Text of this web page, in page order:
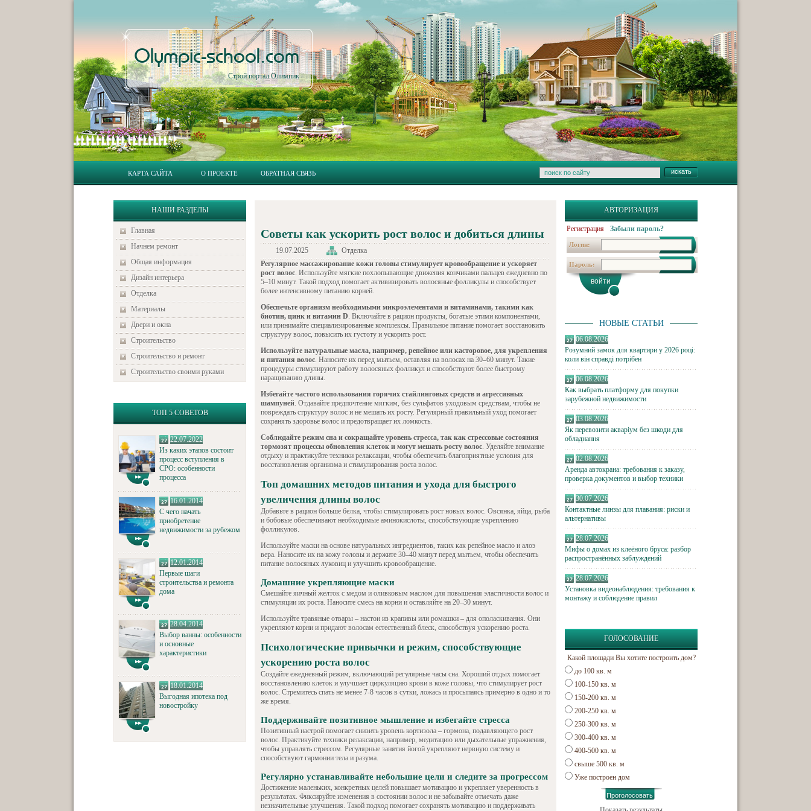
Olympic-school.com
Строй портал Олимпик
КАРТА САЙТА О ПРОЕКТЕ ОБРАТНАЯ СВЯЗЬ
НАШИ РАЗДЕЛЫ
Главная
Начнем ремонт
Общая информация
Дизайн интерьера
Отделка
Материалы
Двери и окна
Строительство
Строительство и ремонт
Строительство своими руками
ТОП 5 СОВЕТОВ
22.07.2022
Из каких этапов состоит
процесс вступления в
СРО: особенности
процесса
16.01.2014
С чего начать
приобретение
недвижимости за рубежом
12.01.2014
Первые шаги
строительства и ремонта
дома
28.04.2014
Выбор ванны: особенности
и основные
характеристики
18.01.2014
Выгодная ипотека под
новостройку
АВТОРИЗАЦИЯ
Регистрация Забыли пароль?
Логин:
Пароль:
НОВЫЕ СТАТЬИ
06.08.2026
Розумний замок для квартири у 2026 році:
коли він справді потрібен
06.08.2026
Как выбрать платформу для покупки
зарубежной недвижимости
03.08.2026
Як перевозити акваріум без шкоди для
обладнання
02.08.2026
Аренда автокрана: требования к заказу,
проверка документов и выбор техники
30.07.2026
Контактные линзы для плавания: риски и
альтернативы
28.07.2026
Мифы о домах из клеёного бруса: разбор
распространённых заблуждений
28.07.2026
Установка видеонаблюдения: требования к
монтажу и соблюдение правил
ГОЛОСОВАНИЕ
Какой площади Вы хотите построить дом?
до 100 кв. м
100-150 кв. м
150-200 кв. м
200-250 кв. м
250-300 кв. м
300-400 кв. м
400-500 кв. м
свыше 500 кв. м
Уже построен дом
Советы как ускорить рост волос и добиться длины
19.07.2025
Отделка
Регулярное массажирование кожи головы стимулирует кровообращение и ускоряет
рост волос. Используйте мягкие похлопывающие движения кончиками пальцев ежедневно по
5–10 минут. Такой подход помогает активизировать волосяные фолликулы и способствует
более интенсивному питанию корней.
Обеспечьте организм необходимыми микроэлементами и витаминами, такими как
биотин, цинк и витамин D. Включайте в рацион продукты, богатые этими компонентами,
или принимайте специализированные комплексы. Правильное питание помогает восстановить
структуру волос, повысить их густоту и ускорить рост.
Используйте натуральные масла, например, репейное или касторовое, для укрепления
и питания волос. Наносите их перед мытьем, оставляя на волосах на 30–60 минут. Такие
процедуры стимулируют работу волосяных фолликул и способствуют более быстрому
наращиванию длины.
Избегайте частого использования горячих стайлинговых средств и агрессивных
шампуней. Отдавайте предпочтение мягким, без сульфатов уходовым средствам, чтобы не
повреждать структуру волос и не мешать их росту. Регулярный правильный уход помогает
сохранять здоровье волос и предотвращает их ломкость.
Соблюдайте режим сна и сокращайте уровень стресса, так как стрессовые состояния
тормозят процессы обновления клеток и могут мешать росту волос. Уделяйте внимание
отдыху и практикуйте техники релаксации, чтобы обеспечить благоприятные условия для
восстановления организма и стимулирования роста волос.
Топ домашних методов питания и ухода для быстрого
увеличения длины волос
Добавьте в рацион больше белка, чтобы стимулировать рост новых волос. Овсянка, яйца, рыба
и бобовые обеспечивают необходимые аминокислоты, способствующие укреплению
фолликулов.
Используйте маски на основе натуральных ингредиентов, таких как репейное масло и алоэ
вера. Наносите их на кожу головы и держите 30–40 минут перед мытьем, чтобы обеспечить
питание волосяных луковиц и улучшить кровообращение.
Домашние укрепляющие маски
Смешайте яичный желток с медом и оливковым маслом для повышения эластичности волос и
стимуляции их роста. Наносите смесь на корни и оставляйте на 20–30 минут.
Используйте травяные отвары – настои из крапивы или ромашки – для ополаскивания. Они
укрепляют корни и придают волосам естественный блеск, способствуя ускорению роста.
Психологические привычки и режим, способствующие
ускорению роста волос
Создайте ежедневный режим, включающий регулярные часы сна. Хороший отдых помогает
восстановлению клеток и улучшает циркуляцию крови в коже головы, что стимулирует рост
волос. Стремитесь спать не менее 7-8 часов в сутки, ложась и просыпаясь примерно в одно и то
же время.
Поддерживайте позитивное мышление и избегайте стресса
Позитивный настрой помогает снизить уровень кортизола – гормона, подавляющего рост
волос. Практикуйте техники релаксации, например, медитацию или дыхательные упражнения,
чтобы управлять стрессом. Регулярные занятия йогой укрепляют нервную систему и
способствуют гармонии тела и разума.
Регулярно устанавливайте небольшие цели и следите за прогрессом
Достижение маленьких, конкретных целей повышает мотивацию и укрепляет уверенность в
результатах. Фиксируйте изменения в состоянии волос и не забывайте отмечать даже
незначительные улучшения. Такой подход помогает сохранять мотивацию и поддерживать